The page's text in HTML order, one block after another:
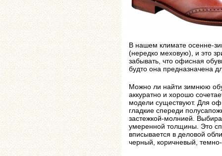
В нашем климате осенне-
(нередко меховую), и это
забывать, что офисная
будто она предназначена
Можно ли найти зимнюю
аккуратно и хорошо
модели существуют. Для
гладкие спереди
застежкой-молнией.
умеренной толщины. Это
вписывается в деловой
черный, коричневый,